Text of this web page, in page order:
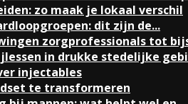
zo maak je lokaal verschil
dit zijn de...
zorgprofessionals tot
in drukke stedelijke
injectables
te transformeren